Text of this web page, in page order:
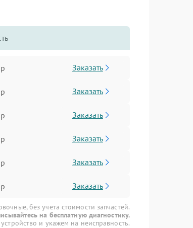
Заказать
Заказать
Заказать
Заказать
Заказать
Заказать
без учета стоимости запчастей.
на бесплатную диагностику.
и укажем на неисправность.